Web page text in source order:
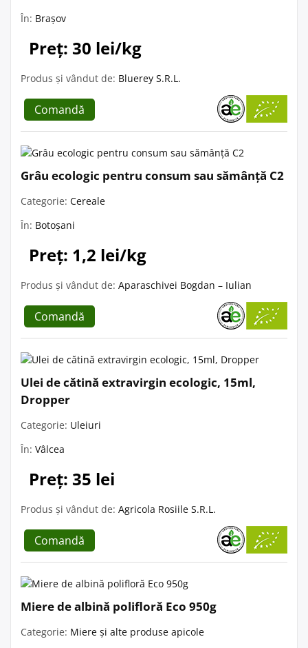
În: Brașov
Preț: 30 lei/kg
Produs și vândut de: Bluerey S.R.L.
Comandă
Grâu ecologic pentru consum sau sămânță C2
Categorie: Cereale
În: Botoșani
Preț: 1,2 lei/kg
Produs și vândut de: Aparaschivei Bogdan – Iulian
Comandă
Ulei de cătină extravirgin ecologic, 15ml,
Dropper
Categorie: Uleiuri
În: Vâlcea
Preț: 35 lei
Produs și vândut de: Agricola Rosiile S.R.L.
Comandă
Miere de albină polifloră Eco 950g
Categorie: Miere și alte produse apicole